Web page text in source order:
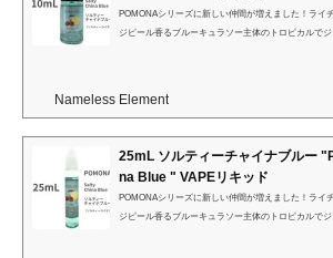
POMONAシリーズに新しい仲間が増えました！ライ
ジピール香るブルーキュラソー主体のトロピカルでジ
Nameless Element
25mL ソルティーチャイナブルー
na Blue " VAPEリキッド
POMONAシリーズに新しい仲間が増えました！ライ
ジピール香るブルーキュラソー主体のトロピカルでジ